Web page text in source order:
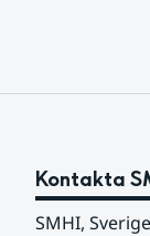
Kontakta
SMHI,